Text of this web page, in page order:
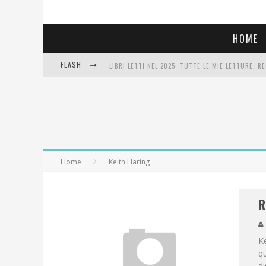
HOME
FLASH LIBRI LETTI NEL 2025: TUTTE LE MIE LETTURE,
Home Keith Haring